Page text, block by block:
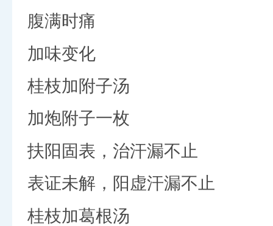
腹满时痛
加味变化
桂枝加附子汤
加炮附子一枚
扶阳固表，治汗漏不止
表证未解，阳虚汗漏不止
桂枝加葛根汤